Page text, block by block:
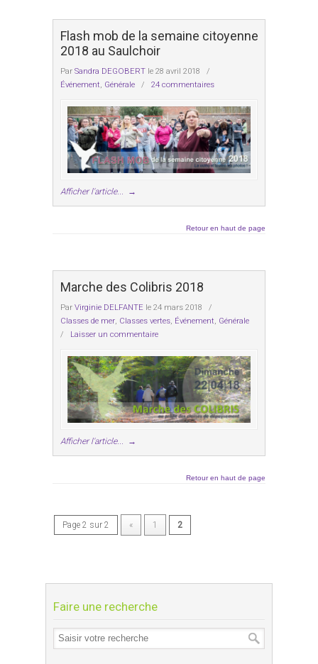
Flash mob de la semaine citoyenne
2018 au Saulchoir
Par Sandra DEGOBERT le 28 avril 2018
/
Événement, Générale / 24 commentaires
Afficher l'article... →
Retour en haut de page
Marche des Colibris 2018
Par Virginie DELFANTE le 24 mars 2018
/
Classes de mer, Classes vertes, Événement, Générale
/ Laisser un commentaire
Afficher l'article... →
Retour en haut de page
Page 2 sur 2 « 1 2
Faire une recherche